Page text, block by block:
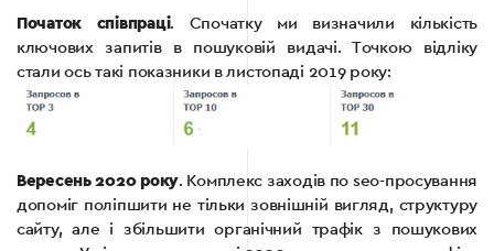
Початок співпраці. Спочатку ми визначили кількість
ключових запитів в пошуковій видачі. Точкою відліку
стали ось такі показники в листопаді 2019 року:
Вересень 2020 року. Комплекс заходів по seo-просування
допоміг поліпшити не тільки зовнішній вигляд, структуру
сайту, але і збільшити органічний трафік з пошукових